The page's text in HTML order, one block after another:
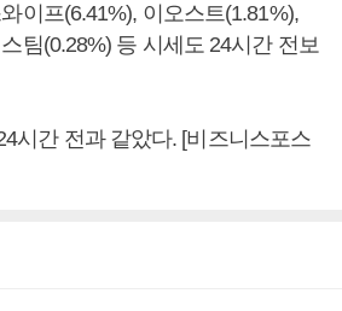
이프(6.41%), 이오스트(1.81%),
팀(0.28%) 등 시세도 24시간 전보
시간 전과 같았다. [비즈니스포스